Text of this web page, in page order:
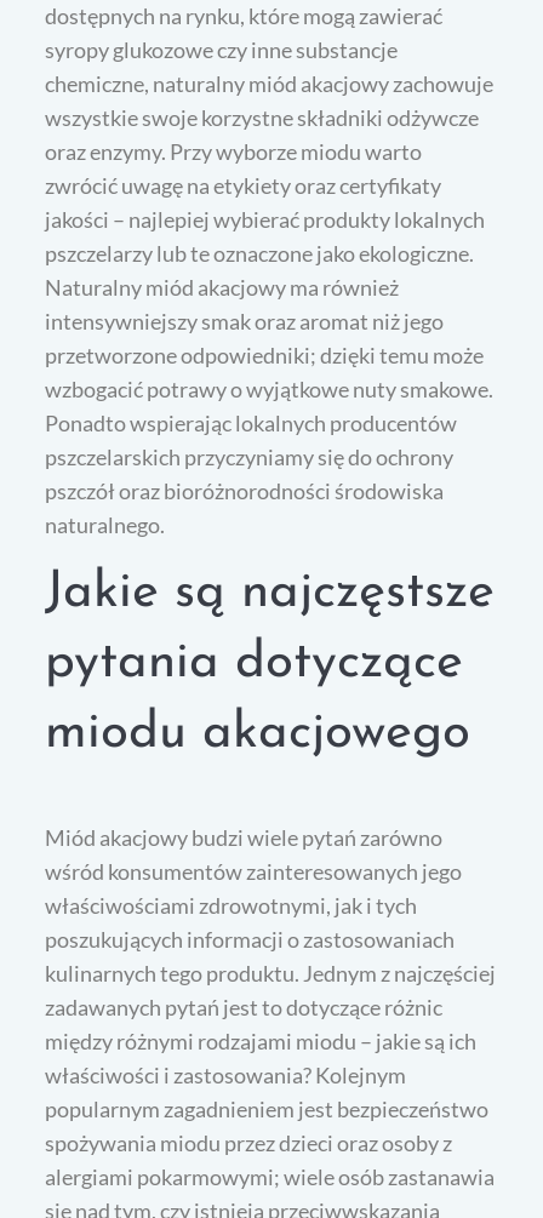
dostępnych na rynku, które mogą zawierać
syropy glukozowe czy inne substancje
chemiczne, naturalny miód akacjowy zachowuje
wszystkie swoje korzystne składniki odżywcze
oraz enzymy. Przy wyborze miodu warto
zwrócić uwagę na etykiety oraz certyfikaty
jakości – najlepiej wybierać produkty lokalnych
pszczelarzy lub te oznaczone jako ekologiczne.
Naturalny miód akacjowy ma również
intensywniejszy smak oraz aromat niż jego
przetworzone odpowiedniki; dzięki temu może
wzbogacić potrawy o wyjątkowe nuty smakowe.
Ponadto wspierając lokalnych producentów
pszczelarskich przyczyniamy się do ochrony
pszczół oraz bioróżnorodności środowiska
naturalnego.
Jakie są najczęstsze
pytania dotyczące
miodu akacjowego
Miód akacjowy budzi wiele pytań zarówno
wśród konsumentów zainteresowanych jego
właściwościami zdrowotnymi, jak i tych
poszukujących informacji o zastosowaniach
kulinarnych tego produktu. Jednym z najczęściej
zadawanych pytań jest to dotyczące różnic
między różnymi rodzajami miodu – jakie są ich
właściwości i zastosowania? Kolejnym
popularnym zagadnieniem jest bezpieczeństwo
spożywania miodu przez dzieci oraz osoby z
alergiami pokarmowymi; wiele osób zastanawia
się nad tym, czy istnieją przeciwwskazania